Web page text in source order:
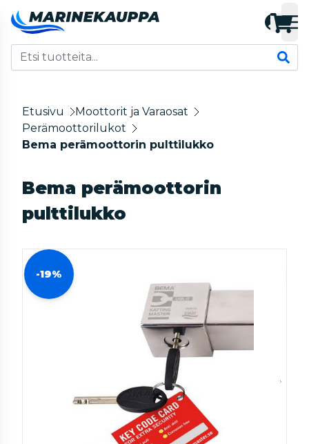
Etusivu
Moottorit ja Varaosat
Perämoottorilukot
Bema perämoottorin pulttilukko
Bema perämoottorin
pulttilukko
-19%